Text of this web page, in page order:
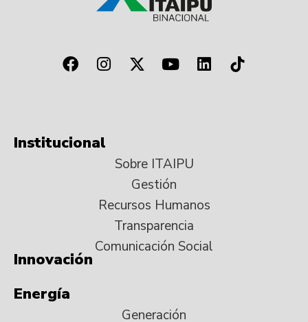
Institucional
Sobre ITAIPU
Gestión
Recursos Humanos
Transparencia
Comunicación Social
Innovación
Energía
Generación